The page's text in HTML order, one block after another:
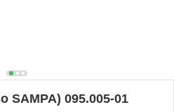
SAMPA) 095.005-01